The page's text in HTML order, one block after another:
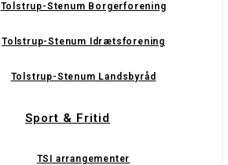
Tolstrup-Stenum Borgerforening
Tolstrup-Stenum Idrætsforening
Tolstrup-Stenum Landsbyråd
Sport & Fritid
TSI arrangementer